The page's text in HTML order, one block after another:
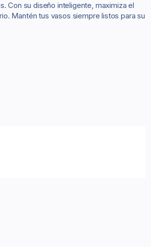
Con su diseño inteligente, maximiza el
Mantén tus vasos siempre listos para su